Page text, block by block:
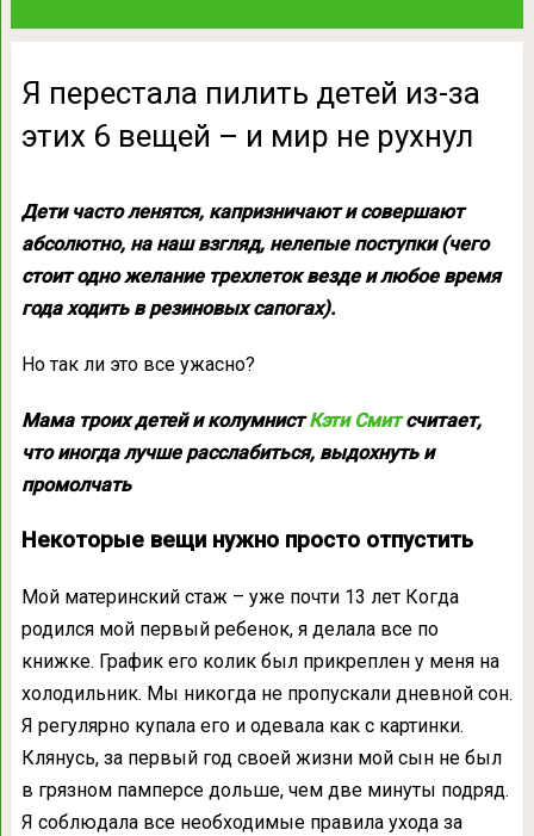
Я перестала пилить детей из-за
этих 6 вещей – и мир не рухнул
Дети часто ленятся, капризничают и совершают
абсолютно, на наш взгляд, нелепые поступки (чего
стоит одно желание трехлеток везде и любое время
года ходить в резиновых сапогах).
Но так ли это все ужасно?
Мама троих детей и колумнистКэти Смитсчитает,
что иногда лучше расслабиться, выдохнуть и
промолчать
Некоторые вещи нужно просто отпустить
Мой материнский стаж – уже почти 13 лет Когда
родился мой первый ребенок, я делала все по
книжке. График его колик был прикреплен у меня на
холодильник. Мы никогда не пропускали дневной сон.
Я регулярно купала его и одевала как с картинки.
Клянусь, за первый год своей жизни мой сын не был
в грязном памперсе дольше, чем две минуты подряд.
Я соблюдала все необходимые правила ухода за